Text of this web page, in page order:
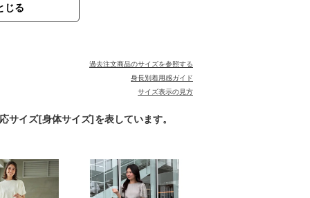
じる
過去注文商品のサイズを参照する
身長別着用感ガイド
サイズ表示の見方
イズ[身体サイズ]を表しています。